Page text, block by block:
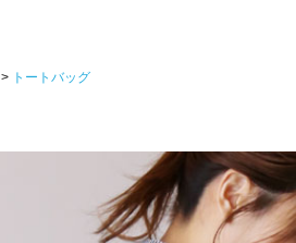
トートバッグ